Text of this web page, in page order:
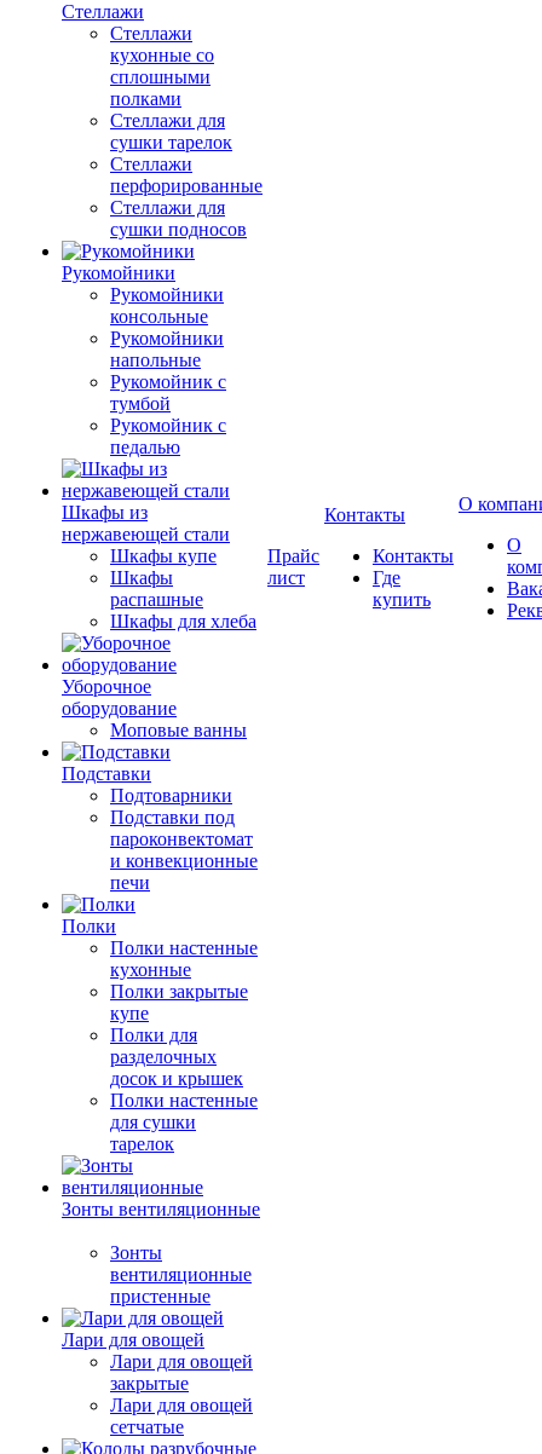
Стеллажи
Стеллажи
кухонные со
сплошными
полками
Стеллажи для
сушки тарелок
Стеллажи
перфорированные
Стеллажи для
сушки подносов
Рукомойники
Рукомойники
консольные
Рукомойники
напольные
Рукомойник с
тумбой
Рукомойник с
педалью
Шкафы из
нержавеющей стали
Шкафы купе
Шкафы
распашные
Шкафы для хлеба
Уборочное
оборудование
Моповые ванны
Подставки
Подтоварники
Подставки под
пароконвектомат
и конвекционные
печи
Полки
Полки настенные
кухонные
Полки закрытые
купе
Полки для
разделочных
досок и крышек
Полки настенные
для сушки
тарелок
Зонты вентиляционные
Зонты
вентиляционные
пристенные
Лари для овощей
Лари для овощей
закрытые
Лари для овощей
сетчатые
Прайс
лист
Контакты
Контакты
Где
купить
О
О